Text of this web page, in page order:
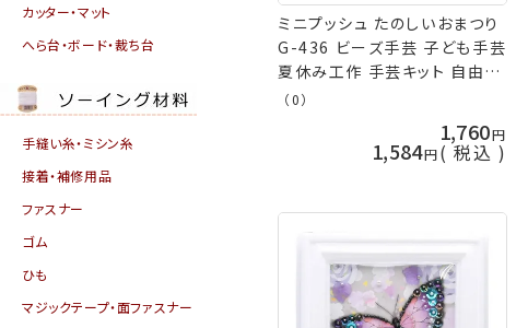
カッター・マット
へら台・ボード・裁ち台
手縫い糸・ミシン糸
接着・補修用品
ファスナー
ゴム
ひも
マジックテープ・面ファスナー
ミニプッシュ たのしいおまつり
G-436 ビーズ手芸 子ども手芸
夏休み工作 手芸キット 自由研
究 nsk 手芸の山久
（0）
1,760
1,584 税込